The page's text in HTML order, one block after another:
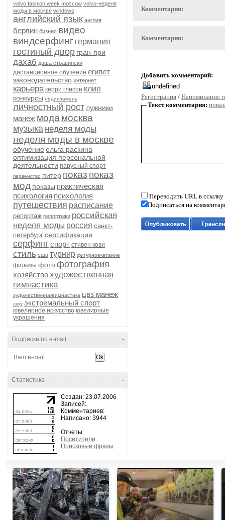
volvo fashion week moscow volvo-неделя
моды в москве windows
английский язык англия
берлин бизнес видео
виндсерфинг германия
гостиный двор гран-при
дахаб даша стравински
дистанционное обучение египет
законодательство интернет
карьера керри глисон клип
конкурсы лёдипламень
личностный рост лужники
манеж мода москва
музыка неделя моды
неделя моды в москве
обучение ольга раскина
оптимизация персональной
деятельности парусный спорт
первенство питер показ показ
мод показы практическая
психология психология
путешествия расписание
репортаж репортажи российская
неделя моды россия санкт-
петербург сертификация
серфинг спорт стивен кови
стиль сша турнир фигурноекатание
фильмы фотофотография
хозяйствохудожественная
гимнастика
художественнаягимнастика цвз манеж
шоу экстремальный спорт
ювелирное искусство ювелирные
украшения
-
Подписка по e-mail
-
Статистика
Создан: 23.07.2006
Записей:
Комментариев:
Написано: 3944
Отчеты:
Посетители
Поисковые фразы
Комментарии:
Комментарии:
Добавить комментарий:
Регистрация / Напоминание
Текст комментария:
Переводить URL в ссылку
Подписаться на